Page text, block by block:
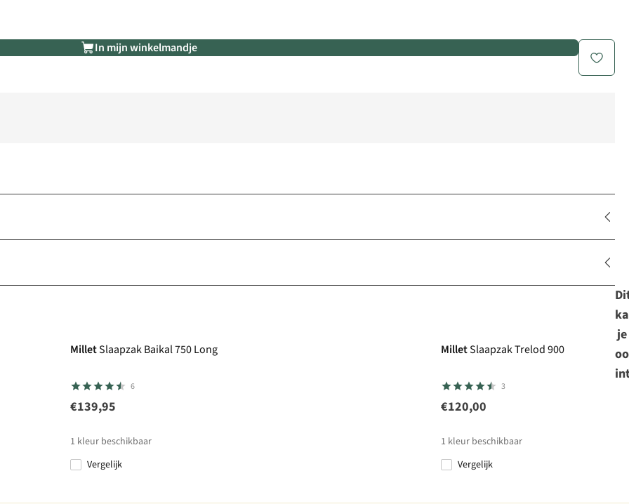
In mijn winkelmandje
MilletSlaapzak Baikal 750 Long
6
€139,95
1 kleur beschikbaar
Vergelijk
MilletSlaapzak Trelod 900
3
€120,00
1 kleur beschikbaar
Vergelijk
je